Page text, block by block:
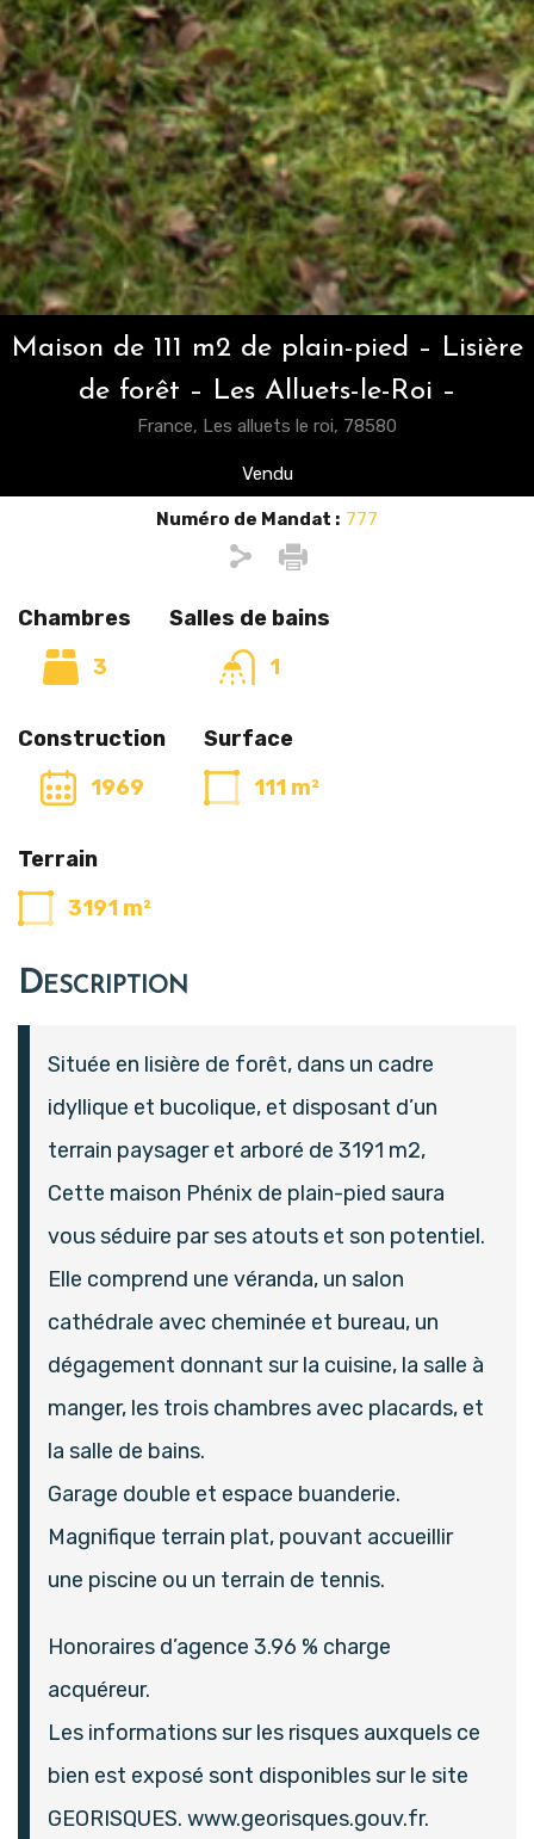
Maison de 111 m2 de plain-pied – Lisière
de forêt – Les Alluets-le-Roi –
France, Les alluets le roi, 78580
Vendu
Numéro de Mandat : 777
Chambres
3
Salles de bains
1
Construction
1969
Surface
111 m²
Terrain
3191 m²
Description
Située en lisière de forêt, dans un cadre
idyllique et bucolique, et disposant d’un
terrain paysager et arboré de 3191 m2,
Cette maison Phénix de plain-pied saura
vous séduire par ses atouts et son potentiel.
Elle comprend une véranda, un salon
cathédrale avec cheminée et bureau, un
dégagement donnant sur la cuisine, la salle à
manger, les trois chambres avec placards, et
la salle de bains.
Garage double et espace buanderie.
Magnifique terrain plat, pouvant accueillir
une piscine ou un terrain de tennis.
Honoraires d’agence 3.96 % charge
acquéreur.
Les informations sur les risques auxquels ce
bien est exposé sont disponibles sur le site
GEORISQUES. www.georisques.gouv.fr.